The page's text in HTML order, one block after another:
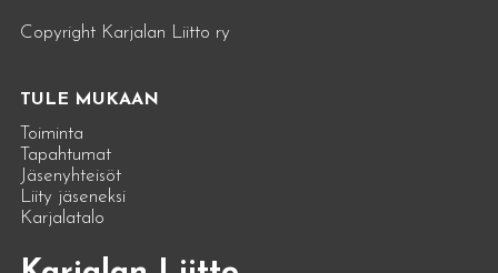
Copyright Karjalan Liitto ry
TULE MUKAAN
Toiminta
Tapahtumat
Jäsenyhteisöt
Liity jäseneksi
Karjalatalo